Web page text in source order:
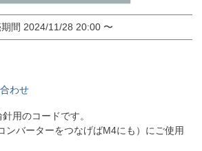
間 2024/11/28 20:00 〜
わせ
用のコードです。
ンバーターをつなげばM4にも）にご使用